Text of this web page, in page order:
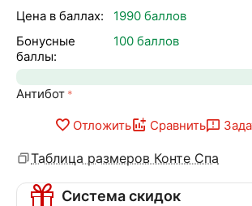
Цена в баллах:
1990 баллов
Бонусные
баллы:
100 баллов
Антибот
Отложить Сравнить
Таблица размеров Конте Спа
Система скидок